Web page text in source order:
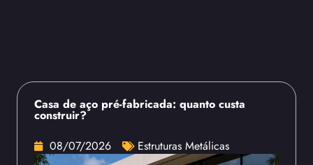
Casa de aço pré-fabricada: quanto custa
construir?
08/07/2026
Estruturas Metálicas